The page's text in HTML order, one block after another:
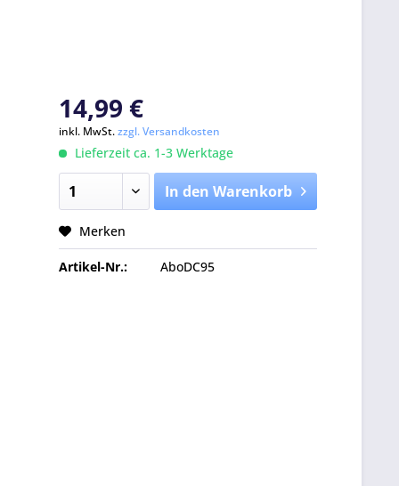
14,99 €
inkl. MwSt.zzgl. Versandkosten
Lieferzeit ca. 1-3 Werktage
In den Warenkorb
Merken
Artikel-Nr.: AboDC95